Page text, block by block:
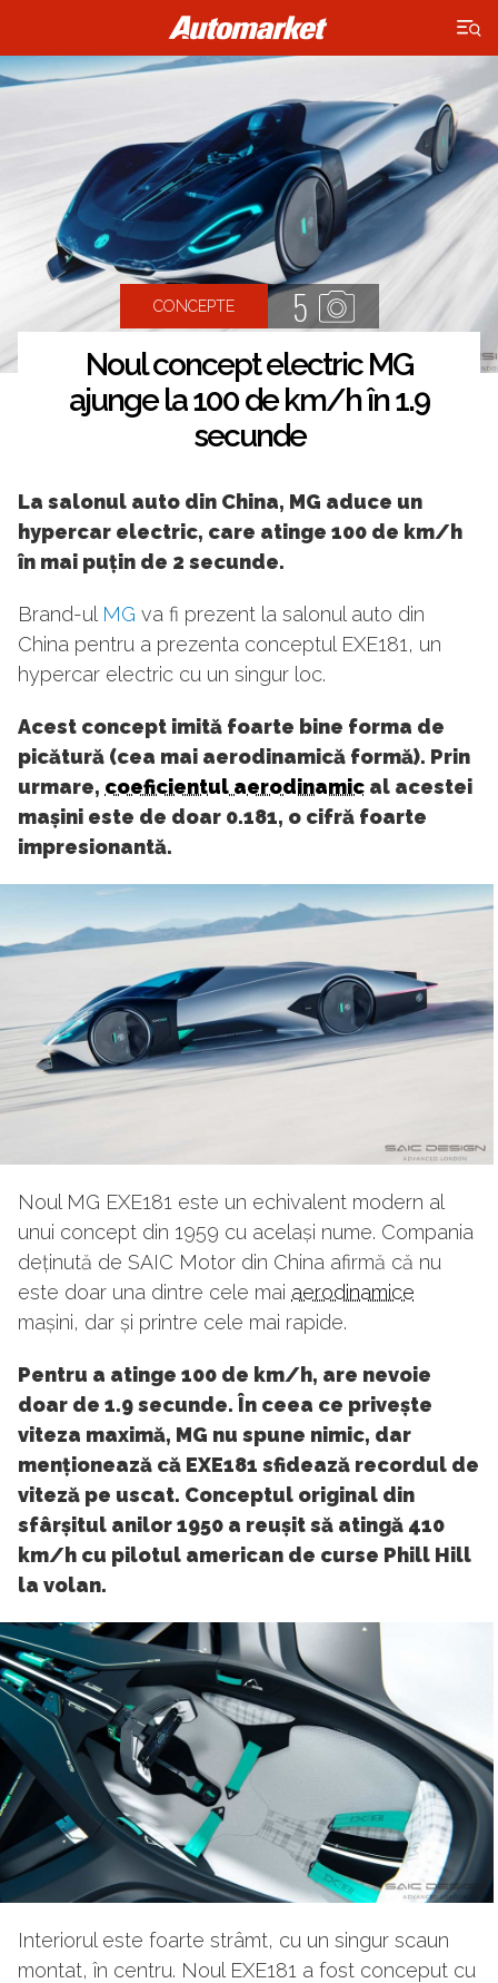
×
CONCEPTE 5
Noul concept electric MG
ajunge la 100 de km/h în 1.9
secunde
La salonul auto din China, MG aduce un
hypercar electric, care atinge 100 de km/h
în mai puțin de 2 secunde.
Brand-ul MG va fi prezent la salonul auto din
China pentru a prezenta conceptul EXE181, un
hypercar electric cu un singur loc.
Acest concept imită foarte bine forma de
picătură (cea mai aerodinamică formă). Prin
urmare, coeficientul aerodinamic al acestei
mașini este de doar 0.181, o cifră foarte
impresionantă.
Noul MG EXE181 este un echivalent modern al
unui concept din 1959 cu același nume. Compania
deținută de SAIC Motor din China afirmă că nu
este doar una dintre cele mai aerodinamice
mașini, dar și printre cele mai rapide.
Pentru a atinge 100 de km/h, are nevoie
doar de 1.9 secunde. În ceea ce privește
viteza maximă, MG nu spune nimic, dar
menționează că EXE181 sfidează recordul de
viteză pe uscat. Conceptul original din
sfârșitul anilor 1950 a reușit să atingă 410
km/h cu pilotul american de curse Phill Hill
la volan.
Interiorul este foarte strâmt, cu un singur scaun
montat, în centru. Noul EXE181 a fost conceput cu